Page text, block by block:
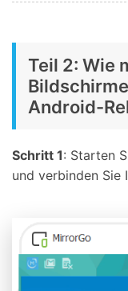
Teil 2: Wie
Android-
Schritt 1: Starten
und verbinden Sie